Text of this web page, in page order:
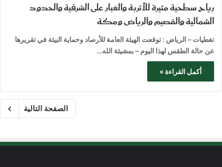
رياح سطحية مثيرة للأتربة والغبار على الشرقية والحدود
الشمالية والقصيم والرياض ومكة
تغطيات – الرياض : توقعت الهيئة العامة للأرصاد وحماية البيئة في تقريرها
عن حالة الطقس لهذا اليوم – بمشيئة الله…
أكمل القراءة »
الصفحة التالية